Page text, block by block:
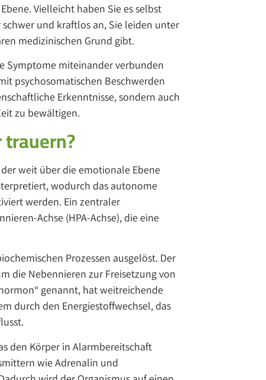
Vielleicht haben Sie es selbst
und kraftlos an, Sie leiden unter
medizinischen Grund gibt.
Symptome miteinander verbunden
psychosomatischen Beschwerden
Erkenntnisse, sondern auch
zu bewältigen.
weit über die emotionale Ebene
wodurch das autonome
werden. Ein zentraler
Achse (HPA-Achse), die eine
Prozessen ausgelöst. Der
die Nebennieren zur Freisetzung von
genannt, hat weitreichende
durch den Energiestoffwechsel, das
den Körper in Alarmbereitschaft
wie Adrenalin und